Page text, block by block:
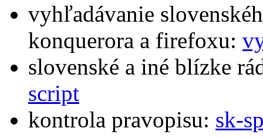
vyhľadávanie
konquerora a firefoxu:
slovenské a iné blízke
script
kontrola pravopisu: sk-